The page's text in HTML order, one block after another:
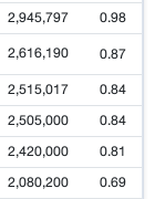
2,945,797 0.98
2,616,190 0.87
2,515,017 0.84
2,505,000 0.84
2,420,000 0.81
2,080,200 0.69